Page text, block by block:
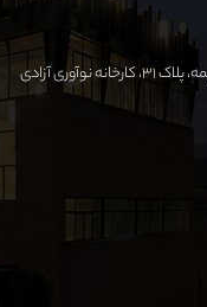
آزادی